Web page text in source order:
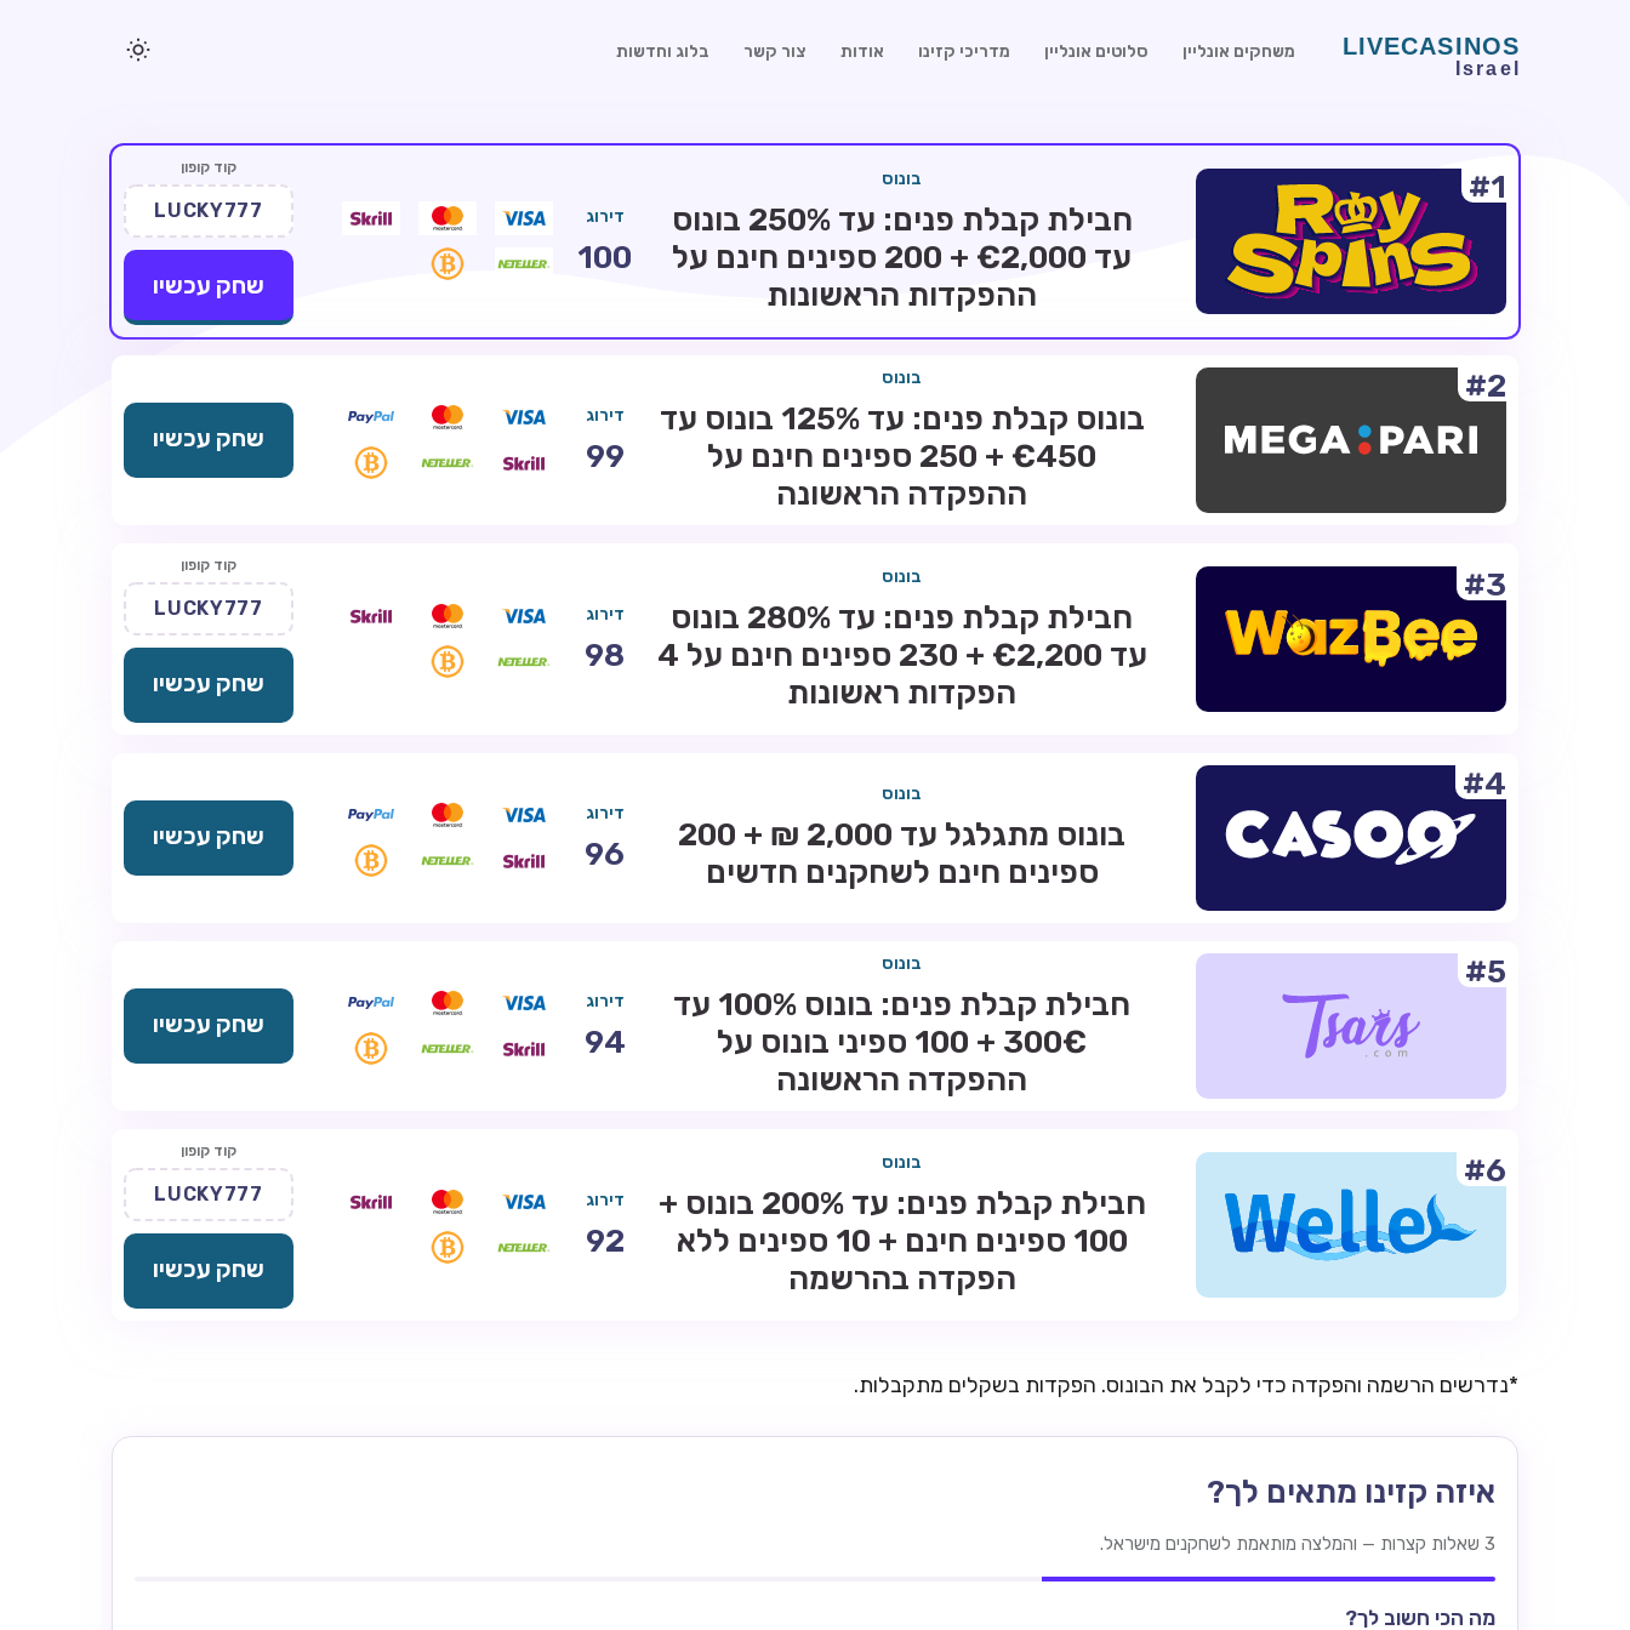
משחקים אונליין סלוטים אונליין מדריכי קזינו אודות צור קשר בלוג וחדשות
#1 בונוס
חבילת קבלת פנים: עד 250% בונוס
עד €2,000 + 200 ספינים חינם על
ההפקדות הראשונות
דירוג
100
קוד קופון
LUCKY777
שחק עכשיו
#2 בונוס
בונוס קבלת פנים: עד 125% בונוס עד
€450 + 250 ספינים חינם על
ההפקדה הראשונה
דירוג
99
שחק עכשיו
#3 בונוס
חבילת קבלת פנים: עד 280% בונוס
עד €2,200 + 230 ספינים חינם על 4
הפקדות ראשונות
דירוג
98
קוד קופון
LUCKY777
שחק עכשיו
#4 בונוס
בונוס מתגלגל עד 2,000 ₪ + 200
ספינים חינם לשחקנים חדשים
דירוג
96
שחק עכשיו
#5 בונוס
חבילת קבלת פנים: בונוס 100% עד
300€ + 100 ספיני בונוס על
ההפקדה הראשונה
דירוג
94
שחק עכשיו
#6 בונוס
חבילת קבלת פנים: עד 200% בונוס +
100 ספינים חינם + 10 ספינים ללא
הפקדה בהרשמה
דירוג
92
קוד קופון
LUCKY777
שחק עכשיו
*נדרשים הרשמה והפקדה כדי לקבל את הבונוס. הפקדות בשקלים מתקבלות.
איזה קזינו מתאים לך?
3 שאלות קצרות — והמלצה מותאמת לשחקנים מישראל.
מה הכי חשוב לך?